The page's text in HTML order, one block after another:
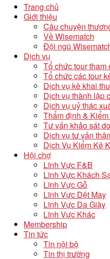
Trang chủ
Giới thiệu
Câu chuyện
Về Wisematch
Đội ngũ
Dịch vụ
Tổ chức tour tham
Tổ chức các tour
Dịch vụ kê khai
Dịch vụ thành lập
Dịch vụ uỷ thác
Thẩm định &
Tư vấn khảo sát
Dịch vụ tư vấn
Dịch Vụ Kiểm Kê
Hội chợ
Lĩnh Vực F&B
Lĩnh Vực Khách
Lĩnh Vực Gỗ
Lĩnh Vực Dệt May
Lĩnh Vực Da Giày
Lĩnh Vực Khác
Membership
Tin tức
Tin nội bộ
Tin thị trường